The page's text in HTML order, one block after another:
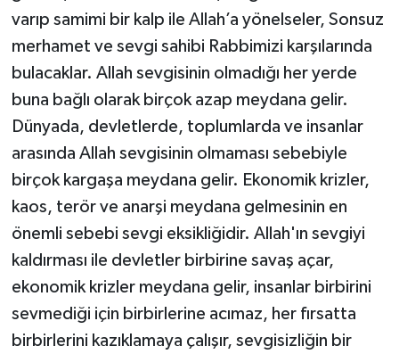
varıp samimi bir kalp ile Allah’a yönelseler, Sonsuz
merhamet ve sevgi sahibi Rabbimizi karşılarında
bulacaklar. Allah sevgisinin olmadığı her yerde
buna bağlı olarak birçok azap meydana gelir.
Dünyada, devletlerde, toplumlarda ve insanlar
arasında Allah sevgisinin olmaması sebebiyle
birçok kargaşa meydana gelir. Ekonomik krizler,
kaos, terör ve anarşi meydana gelmesinin en
önemli sebebi sevgi eksikliğidir. Allah'ın sevgiyi
kaldırması ile devletler birbirine savaş açar,
ekonomik krizler meydana gelir, insanlar birbirini
sevmediği için birbirlerine acımaz, her fırsatta
birbirlerini kazıklamaya çalışır, sevgisizliğin bir